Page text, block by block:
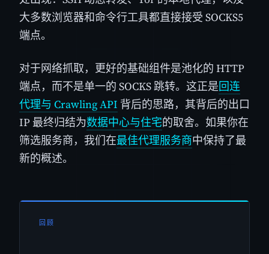
大多数浏览器和命令行工具都直接接受 SOCKS5
端点。
对于网络抓取，更好的基础组件是池化的 HTTP
端点，而不是单一的 SOCKS 跳转。这正是回连
代理与 Crawling API 背后的思路，其背后的出口
IP 最终归结为数据中心与住宅的取舍。如果你在
筛选服务商，我们在最佳代理服务商中保持了最
新的概述。
回顾